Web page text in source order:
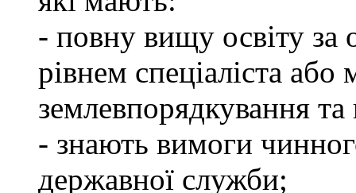
- повну вищу освіту за
рівнем спеціаліста або
землевпорядкування та
- знають вимоги
державної служби;